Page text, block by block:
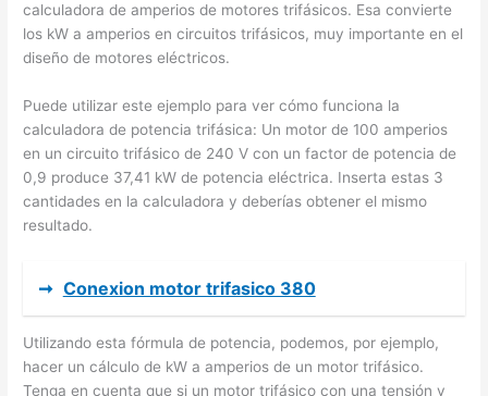
calculadora de amperios de motores trifásicos. Esa convierte
los kW a amperios en circuitos trifásicos, muy importante en el
diseño de motores eléctricos.
Puede utilizar este ejemplo para ver cómo funciona la
calculadora de potencia trifásica: Un motor de 100 amperios
en un circuito trifásico de 240 V con un factor de potencia de
0,9 produce 37,41 kW de potencia eléctrica. Inserta estas 3
cantidades en la calculadora y deberías obtener el mismo
resultado.
➞ Conexion motor trifasico 380
Utilizando esta fórmula de potencia, podemos, por ejemplo,
hacer un cálculo de kW a amperios de un motor trifásico.
Tenga en cuenta que si un motor trifásico con una tensión y